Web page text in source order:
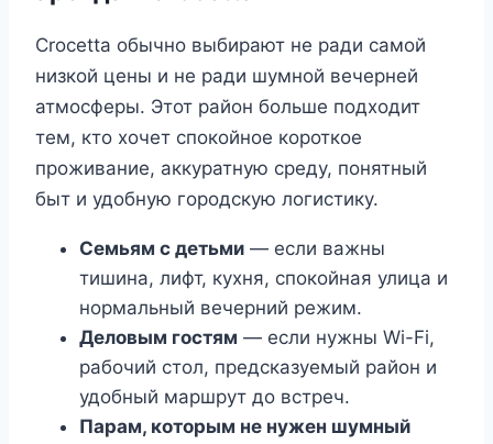
Crocetta обычно выбирают не ради самой
низкой цены и не ради шумной вечерней
атмосферы. Этот район больше подходит
тем, кто хочет спокойное короткое
проживание, аккуратную среду, понятный
быт и удобную городскую логистику.
Семьям с детьми — если важны
тишина, лифт, кухня, спокойная улица и
нормальный вечерний режим.
Деловым гостям — если нужны Wi-Fi,
рабочий стол, предсказуемый район и
удобный маршрут до встреч.
Парам, которым не нужен шумный